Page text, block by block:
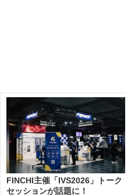
FINCHI主催「IVS2026」トーク
セッションが話題に！